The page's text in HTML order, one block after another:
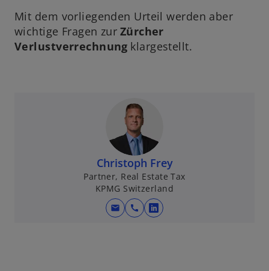
Mit dem vorliegenden Urteil werden aber
wichtige Fragen zur Zürcher
Verlustverrechnung klargestellt.
Christoph Frey
Partner, Real Estate Tax
KPMG Switzerland
mail call
w